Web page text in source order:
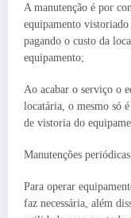
A manutenção é por
equipamento vistoriado
pagando o custo da
equipamento;
Ao acabar o serviço o
locatária, o mesmo só
de vistoria do
Manutenções
Para operar
faz necessária, além